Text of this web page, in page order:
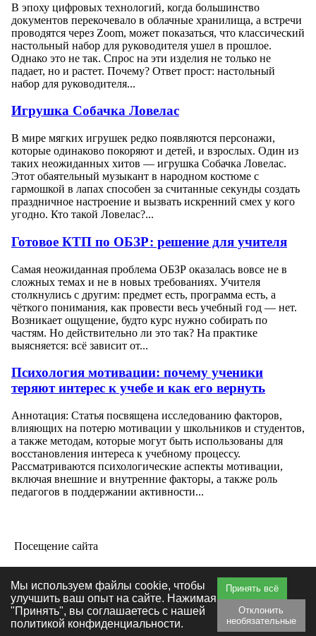
В эпоху цифровых технологий, когда большинство
документов перекочевало в облачные хранилища, а встречи
проводятся через Zoom, может показаться, что классический
настольный набор для руководителя ушел в прошлое.
Однако это не так. Спрос на эти изделия не только не
падает, но и растет. Почему? Ответ прост: настольный
набор для руководителя...
Игрушка Собачка Ловелас
В мире мягких игрушек редко появляются персонажи,
которые одинаково покоряют и детей, и взрослых. Один из
таких неожиданных хитов — игрушка Собачка Ловелас.
Этот обаятельный музыкант в народном костюме с
гармошкой в лапах способен за считанные секунды создать
праздничное настроение и вызвать искренний смех у кого
угодно. Кто такой Ловелас?...
Готовое КТП по ОБЗР: решение для учителя
Самая неожиданная проблема ОБЗР оказалась вовсе не в
сложных темах и не в новых требованиях. Учителя
столкнулись с другим: предмет есть, программа есть, а
чёткого понимания, как провести весь учебный год — нет.
Возникает ощущение, будто курс нужно собирать по
частям. Но действительно ли это так? На практике
выясняется: всё зависит от...
Психология мотивации: почему ученики
теряют интерес к учебе и как его вернуть
Аннотация: Статья посвящена исследованию факторов,
влияющих на потерю мотивации у школьников и студентов,
а также методам, которые могут быть использованы для
восстановления интереса к учебному процессу.
Рассматриваются психологические аспекты мотивации,
включая внешние и внутренние факторы, а также роль
педагогов в поддержании активности...
Посещение сайта
Главная | О сайте | Книги | Ваши объявления
Мы используем файлы cookie, чтобы
улучшить ваш опыт на сайте. Нажимая
"Принять", вы соглашаетесь с нашей
политикой конфиденциальности.
Принять всё
Отклонить
необязательные